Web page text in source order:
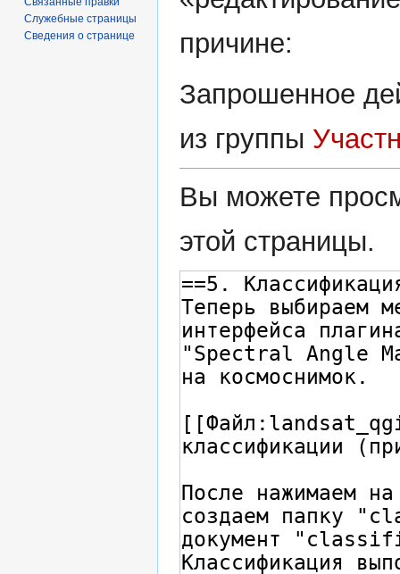
причине:
Запрошенное
из группы
Вы можете
этой страницы.
Служебные страницы
Сведения о странице